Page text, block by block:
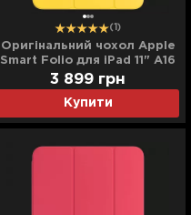
(1)
Оригінальний чохол Apple
Smart Folio для iPad 11" A16
(2025) (Lemonade)
(MDEN4)
Купити
3 899 грн